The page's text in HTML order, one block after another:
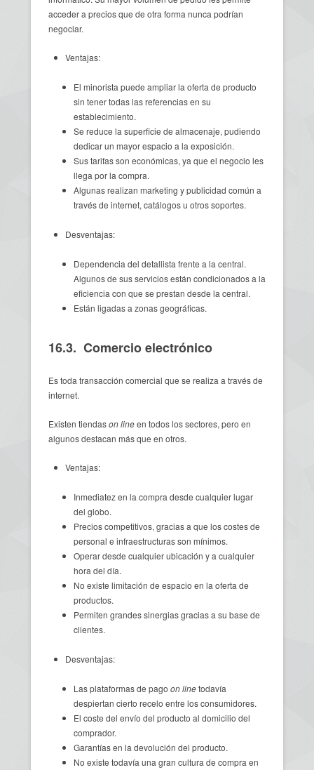
acceder a precios que de otra forma nunca podrían
negociar.
Ventajas:
El minorista puede ampliar la oferta de producto
sin tener todas las referencias en su
establecimiento.
Se reduce la superficie de almacenaje, pudiendo
dedicar un mayor espacio a la exposición.
Sus tarifas son económicas, ya que el negocio les
llega por la compra.
Algunas realizan marketing y publicidad común a
través de internet, catálogos u otros soportes.
Desventajas:
Dependencia del detallista frente a la central.
Algunos de sus servicios están condicionados a la
eficiencia con que se prestan desde la central.
Están ligadas a zonas geográficas.
16.3. Comercio electrónico
Es toda transacción comercial que se realiza a través de
internet.
Existen tiendason lineen todos los sectores, pero en
algunos destacan más que en otros.
Ventajas:
Inmediatez en la compra desde cualquier lugar
del globo.
Precios competitivos, gracias a que los costes de
personal e infraestructuras son mínimos.
Operar desde cualquier ubicación y a cualquier
hora del día.
No existe limitación de espacio en la oferta de
productos.
Permiten grandes sinergias gracias a su base de
clientes.
Desventajas:
Las plataformas de pago on linetodavía
despiertan cierto recelo entre los consumidores.
El coste del envío del producto al domicilio del
comprador.
Garantías en la devolución del producto.
No existe todavía una gran cultura de compra en